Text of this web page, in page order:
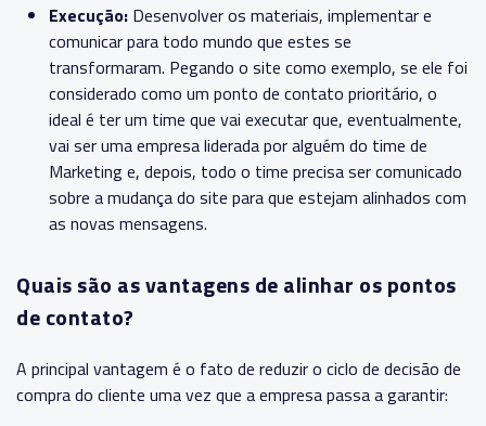
Execução: Desenvolver os materiais, implementar e
comunicar para todo mundo que estes se
transformaram. Pegando o site como exemplo, se ele foi
considerado como um ponto de contato prioritário, o
ideal é ter um time que vai executar que, eventualmente,
vai ser uma empresa liderada por alguém do time de
Marketing e, depois, todo o time precisa ser comunicado
sobre a mudança do site para que estejam alinhados com
as novas mensagens.
Quais são as vantagens de alinhar os pontos
de contato?
A principal vantagem é o fato de reduzir o ciclo de decisão de
compra do cliente uma vez que a empresa passa a garantir: